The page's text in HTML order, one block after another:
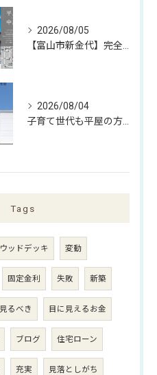
2026/08/05
2026/08/04
Tags
ウッドデッキ 変動
固定金利 失敗 新築
見るべき 目に見えるお金
ブログ 住宅ローン
充実 見落としがち